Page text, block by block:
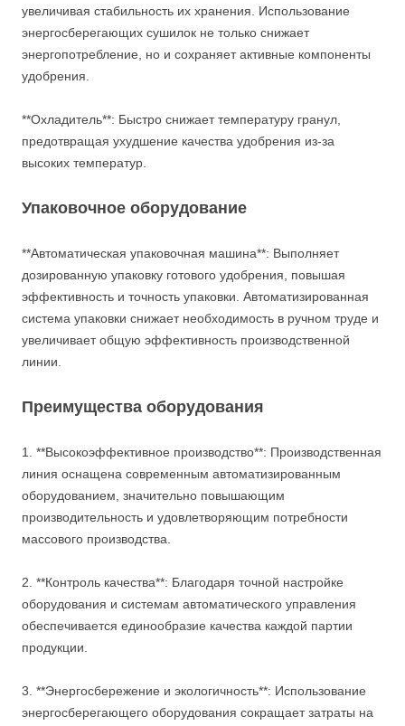
увеличивая стабильность их хранения. Использование
энергосберегающих сушилок не только снижает
энергопотребление, но и сохраняет активные компоненты
удобрения.
**Охладитель**: Быстро снижает температуру гранул,
предотвращая ухудшение качества удобрения из-за
высоких температур.
Упаковочное оборудование
**Автоматическая упаковочная машина**: Выполняет
дозированную упаковку готового удобрения, повышая
эффективность и точность упаковки. Автоматизированная
система упаковки снижает необходимость в ручном труде и
увеличивает общую эффективность производственной
линии.
Преимущества оборудования
1. **Высокоэффективное производство**: Производственная
линия оснащена современным автоматизированным
оборудованием, значительно повышающим
производительность и удовлетворяющим потребности
массового производства.
2. **Контроль качества**: Благодаря точной настройке
оборудования и системам автоматического управления
обеспечивается единообразие качества каждой партии
продукции.
3. **Энергосбережение и экологичность**: Использование
энергосберегающего оборудования сокращает затраты на